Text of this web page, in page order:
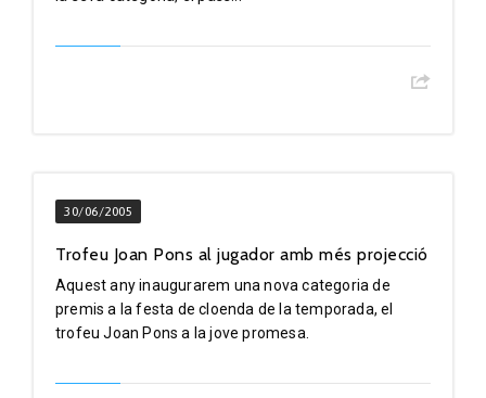
30/06/2005
Trofeu Joan Pons al jugador amb més projecció
Aquest any inaugurarem una nova categoria de
premis a la festa de cloenda de la temporada, el
trofeu Joan Pons a la jove promesa.